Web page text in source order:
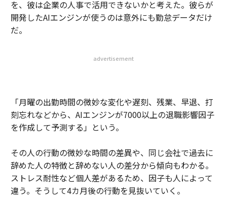
を、彼は企業の人事で活用できないかと考えた。彼らが
開発したAIエンジンが使うのは意外にも勤怠データだけ
だ。
advertisement
「月曜の出勤時間の微妙な変化や遅刻、残業、早退、打
刻忘れなどから、AIエンジンが7000以上の退職影響因子
を作成して予測する」という。
その人の行動の微妙な時間の差異や、同じ会社で過去に
辞めた人の特徴と辞めない人の差分から傾向もわかる。
ストレス耐性など個人差があるため、因子も人によって
違う。そうして4カ月後の行動を見抜いていく。